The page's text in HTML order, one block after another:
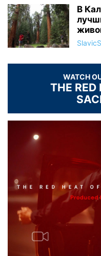
В
WATCH
THE RED